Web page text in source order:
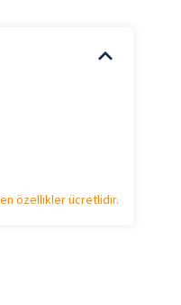
özellikler ücretlidir.